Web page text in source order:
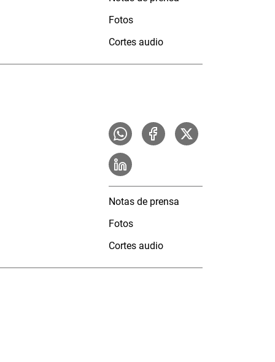
Fotos
Cortes audio
Notas de prensa
Fotos
Cortes audio